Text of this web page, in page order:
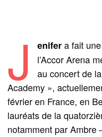
J enifera fait
l’Accor Arena
au concert de
Academy »,
février en France, en
lauréats de la
notamment par